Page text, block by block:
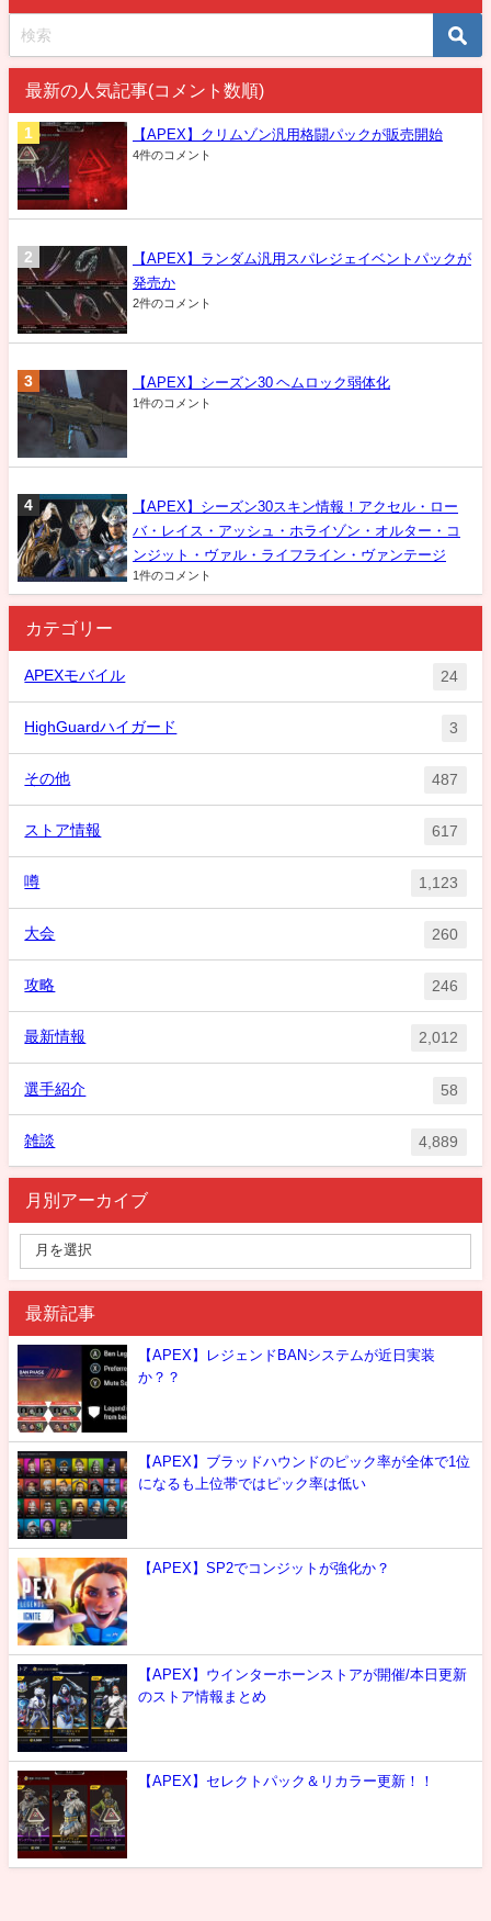
最新の人気記事(コメント数順)
【APEX】クリムゾン汎用格闘パックが販売開始
4件のコメント
【APEX】ランダム汎用スパレジェイベントパックが
発売か
2件のコメント
【APEX】シーズン30 ヘムロック弱体化
1件のコメント
【APEX】シーズン30スキン情報！アクセル・ロー
バ・レイス・アッシュ・ホライゾン・オルター・コ
ンジット・ヴァル・ライフライン・ヴァンテージ
1件のコメント
カテゴリー
APEXモバイル 24
HighGuardハイガード 3
その他 487
ストア情報 617
噂 1,123
大会 260
攻略 246
最新情報 2,012
選手紹介 58
雑談 4,889
月別アーカイブ
最新記事
【APEX】レジェンドBANシステムが近日実装
か？？
【APEX】ブラッドハウンドのピック率が全体で1位
になるも上位帯ではピック率は低い
【APEX】SP2でコンジットが強化か？
【APEX】ウインターホーンストアが開催/本日更新
のストア情報まとめ
【APEX】セレクトパック＆リカラー更新！！